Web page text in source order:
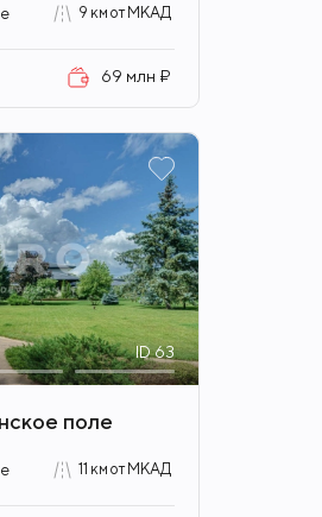
9 км от МКАД
69 млн ₽
ID63
поле
11 км от МКАД